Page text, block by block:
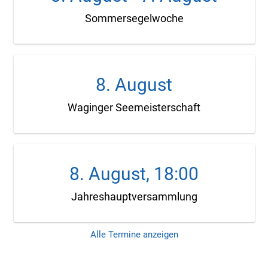
Sommersegelwoche
Waginger Seemeisterschaft
8. August
Jahreshauptversammlung
8. August, 18:00
Alle Termine anzeigen